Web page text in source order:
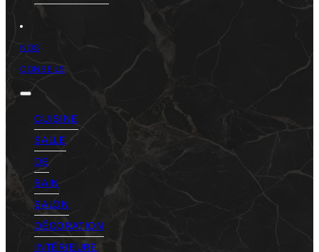
NOS
CONSEILS
CUISINE
SALLE
DE
BAIN
SALON
DÉCORATION
INTÉRIEURE